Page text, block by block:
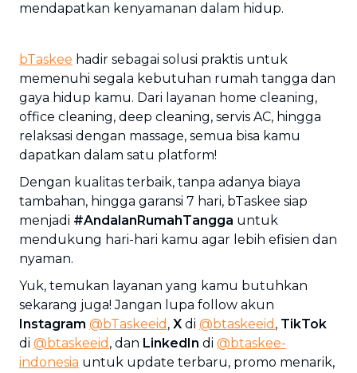
mendapatkan kenyamanan dalam hidup.
bTaskee hadir sebagai solusi praktis untuk
memenuhi segala kebutuhan rumah tangga dan
gaya hidup kamu. Dari layanan home cleaning,
office cleaning, deep cleaning, servis AC, hingga
relaksasi dengan massage, semua bisa kamu
dapatkan dalam satu platform!
Dengan kualitas terbaik, tanpa adanya biaya
tambahan, hingga garansi 7 hari, bTaskee siap
menjadi #AndalanRumahTangga untuk
mendukung hari-hari kamu agar lebih efisien dan
nyaman.
Yuk, temukan layanan yang kamu butuhkan
sekarang juga! Jangan lupa follow akun
Instagram @bTaskeeid , X di @btaskeeid , TikTok
di @btaskeeid , dan LinkedIn di @btaskee-
indonesia untuk update terbaru, promo menarik,